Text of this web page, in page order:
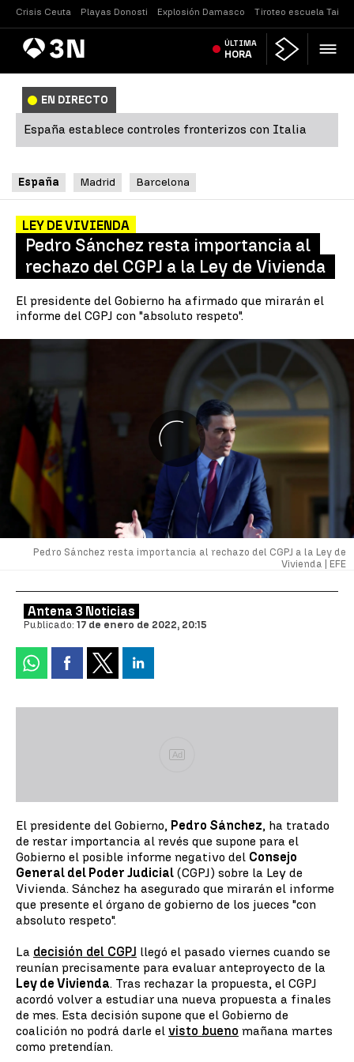
Crisis Ceuta Playas Donosti Explosión Damasco Tiroteo escuela
AntenaNoticias ÚLTIMA
HORA
EN DIRECTO
España establece controles fronterizos con Italia
España Madrid Barcelona
LEY DE VIVIENDA
Pedro Sánchez resta importancia al
rechazo del CGPJ a la Ley de Vivienda
El presidente del Gobierno ha afirmado que mirarán el
informe del CGPJ con "absoluto respeto".
Pedro Sánchez resta importancia al rechazo del CGPJ a la Ley de
Vivienda | EFE
Antena 3 Noticias
Publicado: 17 de enero de 2022, 20:15
Ad
El presidente del Gobierno, Pedro Sánchez, ha tratado
de restar importancia al revés que supone para el
Gobierno el posible informe negativo del Consejo
General del Poder Judicial (CGPJ) sobre la Ley de
Vivienda. Sánchez ha asegurado que mirarán el informe
que presente el órgano de gobierno de los jueces "con
absoluto respeto".
La decisión del CGPJ llegó el pasado viernes cuando se
reunían precisamente para evaluar anteproyecto de la
Ley de Vivienda. Tras rechazar la propuesta, el CGPJ
acordó volver a estudiar una nueva propuesta a finales
de mes. Esta decisión supone que el Gobierno de
coalición no podrá darle el visto bueno mañana martes
como pretendían.